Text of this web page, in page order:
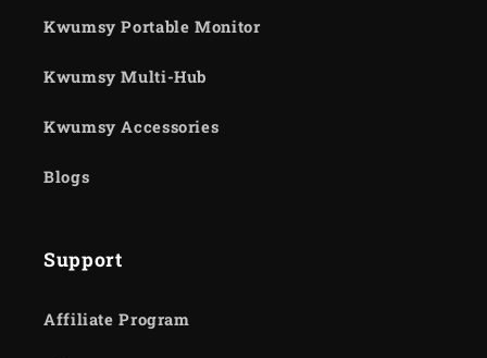
Kwumsy Portable Monitor
Kwumsy Multi-Hub
Kwumsy Accessories
Blogs
Support
Affiliate Program